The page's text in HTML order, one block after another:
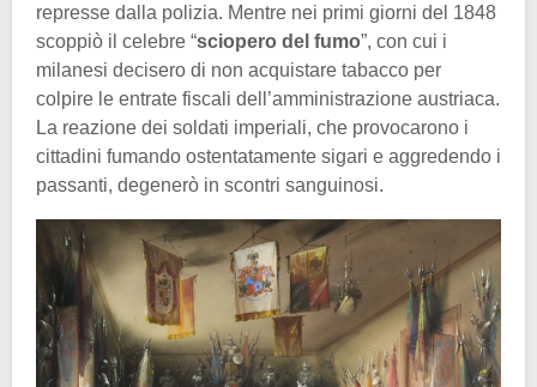
represse dalla polizia. Mentre nei primi giorni del 1848
scoppiò il celebre “sciopero del fumo”, con cui i
milanesi decisero di non acquistare tabacco per
colpire le entrate fiscali dell’amministrazione austriaca.
La reazione dei soldati imperiali, che provocarono i
cittadini fumando ostentatamente sigari e aggredendo i
passanti, degenerò in scontri sanguinosi.